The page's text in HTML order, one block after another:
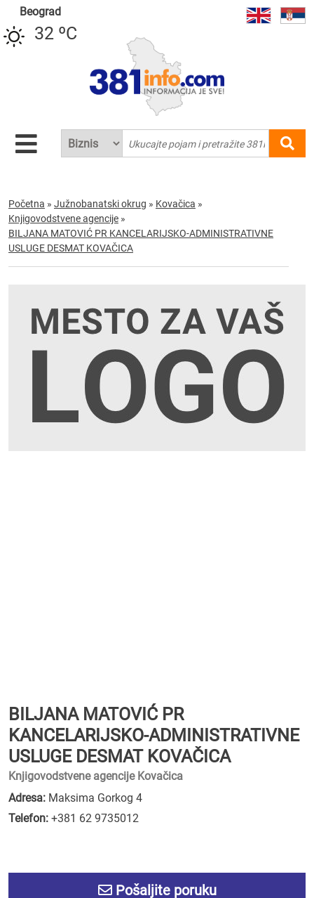
Beograd
32 ºC
Početna » Južnobanatski okrug » Kovačica »
Knjigovodstvene agencije »
BILJANA MATOVIĆ PR KANCELARIJSKO-ADMINISTRATIVNE
USLUGE DESMAT KOVAČICA
BILJANA MATOVIĆ PR
KANCELARIJSKO-ADMINISTRATIVNE
USLUGE DESMAT KOVAČICA
Knjigovodstvene agencije Kovačica
Adresa: Maksima Gorkog 4
Telefon: +381 62 9735012
Pošaljite poruku